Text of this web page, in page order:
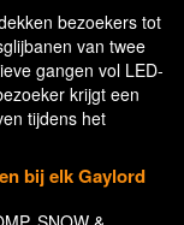
bezoekers tot
van twee
gangen vol LED-
krijgt een
tijdens het
bij elk Gaylord